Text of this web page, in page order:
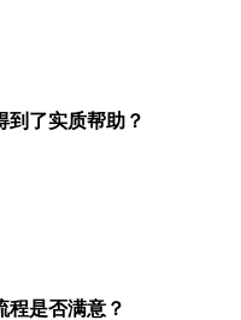
到了实质帮助？
程是否满意？